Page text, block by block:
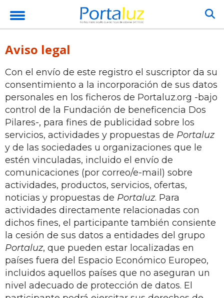
Aviso legal
Con el envío de este registro el suscriptor da su
consentimiento a la incorporación de sus datos
personales en los ficheros de Portaluz.org -bajo
control de la Fundación de beneficencia Dos
Pilares-, para fines de publicidad sobre los
servicios, actividades y propuestas de Portaluz
y de las sociedades u organizaciones que le
estén vinculadas, incluido el envío de
comunicaciones (por correo/e-mail) sobre
actividades, productos, servicios, ofertas,
noticias y propuestas de Portaluz. Para
actividades directamente relacionadas con
dichos fines, el participante también consiente
la cesión de sus datos a entidades del grupo
Portaluz, que pueden estar localizadas en
países fuera del Espacio Económico Europeo,
incluidos aquellos países que no aseguran un
nivel adecuado de protección de datos. El